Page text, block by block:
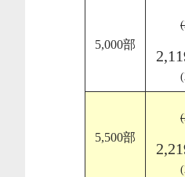
5,000部
5,500部